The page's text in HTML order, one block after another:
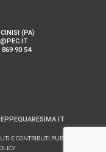
(PA)
90 54
E CONTRIBUTI PUBBLICI